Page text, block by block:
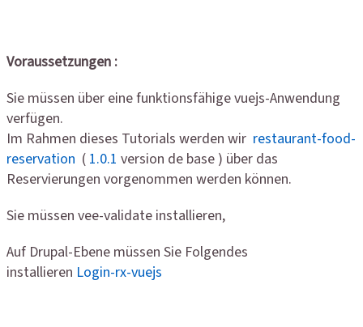
Voraussetzungen :
Sie müssen über eine funktionsfähige vuejs-Anwendung
verfügen.
Im Rahmen dieses Tutorials werden wir restaurant-food-
reservation ( 1.0.1 version de base ) über das
Reservierungen vorgenommen werden können.
Sie müssen vee-validate installieren,
Auf Drupal-Ebene müssen Sie Folgendes
installieren Login-rx-vuejs